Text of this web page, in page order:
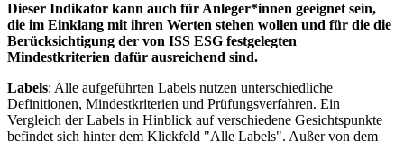
Dieser Indikator kann auch für Anleger*innen geeignet sein,
die im Einklang mit ihren Werten stehen wollen und für die die
Berücksichtigung der von ISS ESG festgelegten
Mindestkriterien dafür ausreichend sind.
Labels: Alle aufgeführten Labels nutzen unterschiedliche
Definitionen, Mindestkriterien und Prüfungsverfahren. Ein
Vergleich der Labels in Hinblick auf verschiedene Gesichtspunkte
befindet sich hinter dem Klickfeld "Alle Labels". Außer von dem